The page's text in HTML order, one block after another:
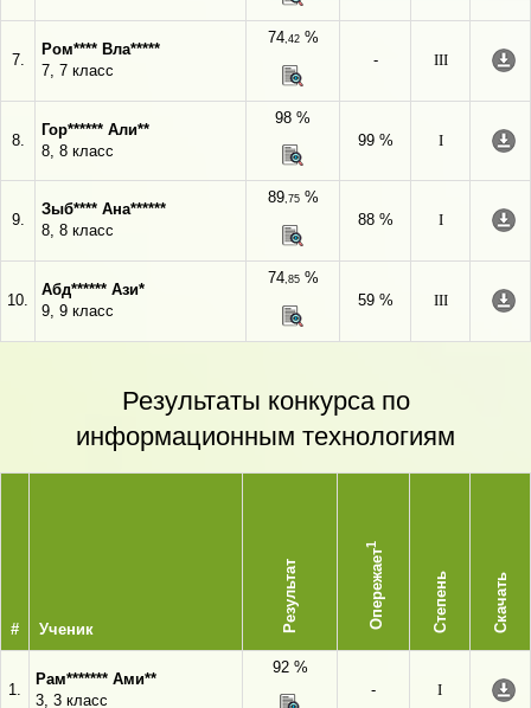
7.
Ром**** Вла*****
7, 7 класс
74,42%
-
III
8.
Гор****** Али**
8, 8 класс
98 %
99 %
I
9.
Зыб**** Ана******
8, 8 класс
89,75%
88 %
I
10.
Абд****** Ази*
9, 9 класс
74,85%
59 %
III
Результаты конкурса по
информационным технологиям
# Ученик Результат Опережает
1
Степень Скачать
1.
Рам******* Ами**
3, 3 класс
92 %
-
I